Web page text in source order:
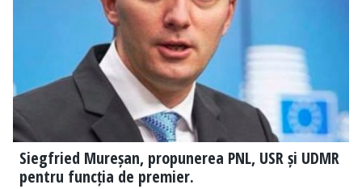
Siegfried Mureșan, propunerea PNL, USR și UDMR
pentru funcția de premier.